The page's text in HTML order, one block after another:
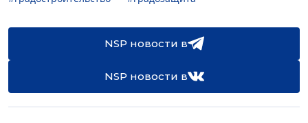
NSP новости в
NSP новости в